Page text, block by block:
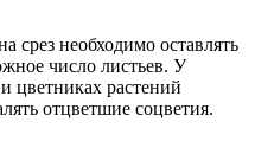
срез необходимо оставлять
число листьев. У
цветниках растений
отцветшие соцветия.